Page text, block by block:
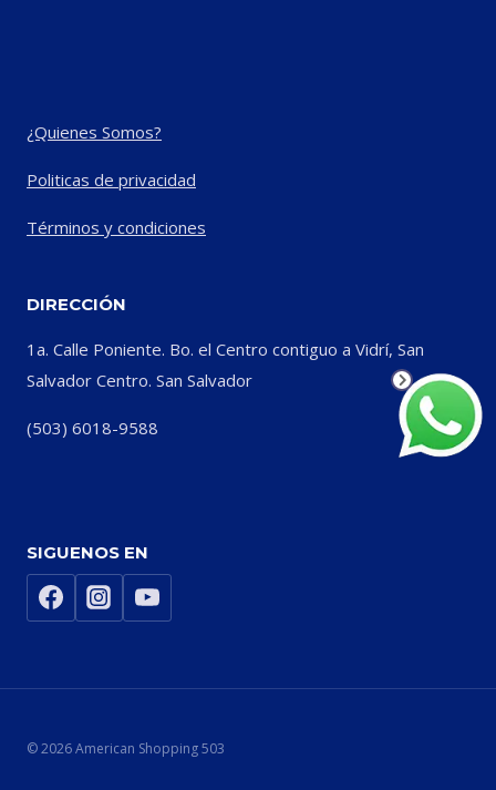
¿Quienes Somos?
Politicas de privacidad
Términos y condiciones
DIRECCIÓN
1a. Calle Poniente. Bo. el Centro contiguo a Vidrí, San
Salvador Centro. San Salvador
(503) 6018-9588
SIGUENOS EN
© 2026 American Shopping 503